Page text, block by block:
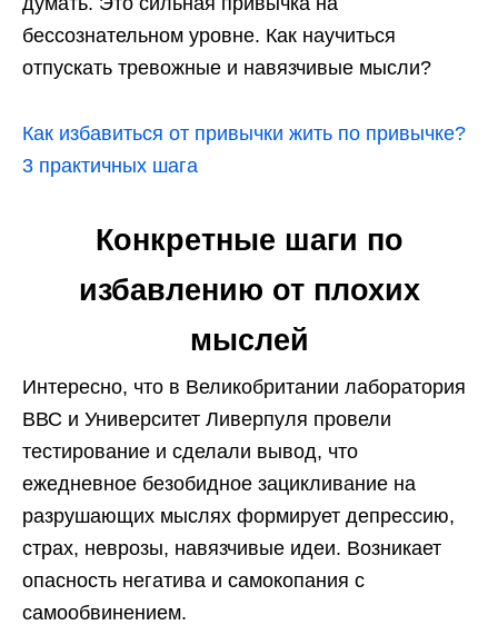
бессознательном уровне. Как научиться
отпускать тревожные и навязчивые мысли?
Как избавиться от привычки жить по привычке?
3 практичных шага
Конкретные шаги по
избавлению от плохих
мыслей
Интересно, что в Великобритании лаборатория
ВВС и Университет Ливерпуля провели
тестирование и сделали вывод, что
ежедневное безобидное зацикливание на
разрушающих мыслях формирует депрессию,
страх, неврозы, навязчивые идеи. Возникает
опасность негатива и самокопания с
самообвинением.